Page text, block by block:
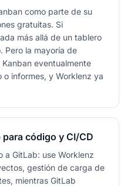
como parte de su
gratuitas. Si
más allá de un tablero
Pero la mayoría de
eventualmente
informes, y Worklenz ya
código y CI/CD
a GitLab: use Worklenz
gestión de carga de
mientras GitLab